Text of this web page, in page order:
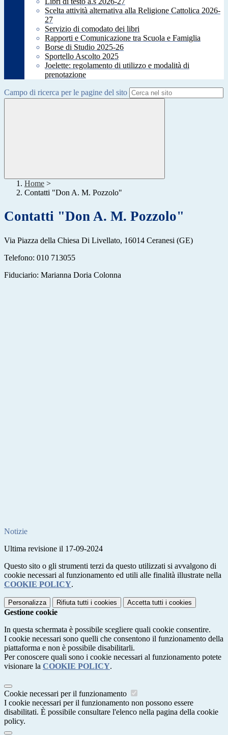
Scelta attività alternativa alla Religione Cattolica 2026-
27
Servizio di comodato dei libri
Rapporti e Comunicazione tra Scuola e Famiglia
Borse di Studio 2025-26
Sportello Ascolto 2025
Joelette: regolamento di utilizzo e modalità di
prenotazione
Campo di ricerca per le pagine del sito
Home >
Contatti "Don A. M. Pozzolo"
Contatti "Don A. M. Pozzolo"
Via Piazza della Chiesa Di Livellato, 16014 Ceranesi (GE)
Telefono: 010 713055
Fiduciario: Marianna Doria Colonna
Notizie
Ultima revisione il 17-09-2024
Questo sito o gli strumenti terzi da questo utilizzati si avvalgono di
cookie necessari al funzionamento ed utili alle finalità illustrate nella
COOKIE POLICY.
Personalizza Rifiuta tutti i cookies Accetta tutti i cookies
Gestione cookie
In questa schermata è possibile scegliere quali cookie consentire.
I cookie necessari sono quelli che consentono il funzionamento della
piattaforma e non è possibile disabilitarli.
Per conoscere quali sono i cookie necessari al funzionamento potete
visionare la COOKIE POLICY.
Cookie necessari per il funzionamento
I cookie necessari per il funzionamento non possono essere
disabilitati. È possibile consultare l'elenco nella pagina della cookie
policy.